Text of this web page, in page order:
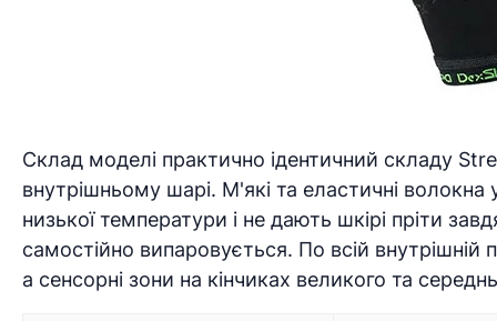
Склад моделі практично ідентичний складу
внутрішньому шарі. М'які та еластичні
низької температури і не дають шкірі пріти
самостійно випаровується. По всій внутрішній
а сенсорні зони на кінчиках великого та